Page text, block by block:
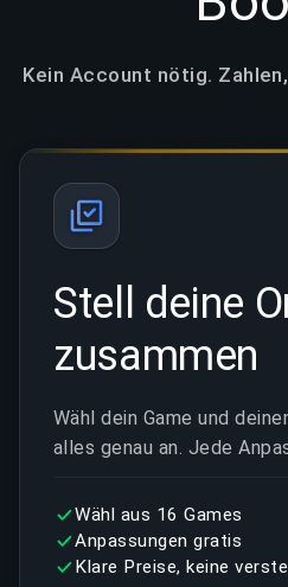
Kein Account nötig.
Stell deine
zusammen
Wähl dein Game und
alles genau an. Jede
Wähl aus 16 Games
Anpassungen gratis
Klare Preise, keine